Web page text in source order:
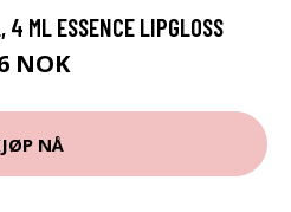
4 ML ESSENCE LIPGLOSS
NOK
NÅ